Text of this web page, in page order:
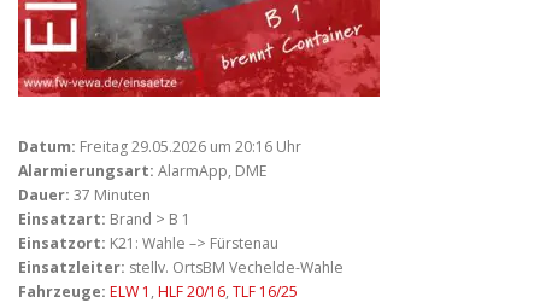
Datum: Freitag 29.05.2026 um 20:16 Uhr
Alarmierungsart: AlarmApp, DME
Dauer: 37 Minuten
Einsatzart: Brand > B 1
Einsatzort: K21: Wahle –> Fürstenau
Einsatzleiter: stellv. OrtsBM Vechelde-Wahle
Fahrzeuge: ELW 1 , HLF 20/16, TLF 16/25